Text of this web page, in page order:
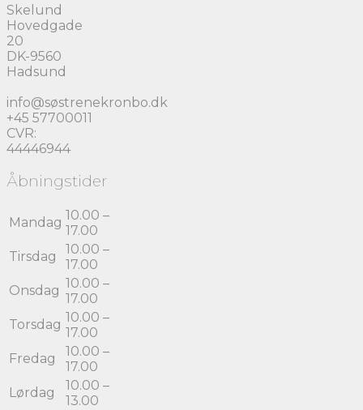
Skelund
Hovedgade
20
DK-9560
Hadsund
info@søstrenekronbo.dk
+45 57700011
CVR:
44446944
Åbningstider
Mandag 10.00 –
17.00
Tirsdag
10.00 –
17.00
Onsdag 10.00 –
17.00
Torsdag 10.00 –
17.00
Fredag
10.00 –
17.00
Lørdag
10.00 –
13.00